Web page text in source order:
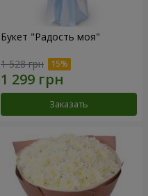
Букет "Радость моя"
1 528 грн
Заказать